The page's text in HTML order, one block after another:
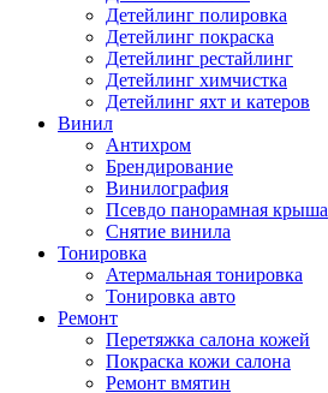
Детейлинг полировка
Детейлинг покраска
Детейлинг рестайлинг
Детейлинг химчистка
Детейлинг яхт и катеров
Винил
Антихром
Брендирование
Винилография
Псевдо панорамная крыша
Снятие винила
Тонировка
Атермальная тонировка
Тонировка авто
Ремонт
Перетяжка салона кожей
Покраска кожи салона
Ремонт вмятин